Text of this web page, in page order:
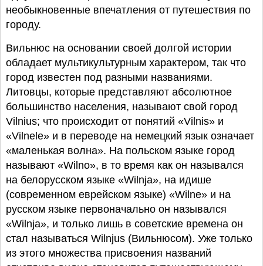
необыкновенные впечатления от путешествия по
городу.
Вильнюс на основании своей долгой истории
обладает мультикультурным характером, так что
город известен под разными названиями.
Литовцы, которые представляют абсолютное
большинство населения, называют свой город
Vilnius; что происходит от понятий «Vilnis» и
«Vilnele» и в переводе на немецкий язык означает
«маленькая волна». На польском языке город
называют «Wilno», в то время как он назывался
на белорусском языке «Wilnja», на идише
(современном еврейском языке) «Wilne» и на
русском языке первоначально он назывался
«Wilnja», и только лишь в советские времена он
стал называться Wilnjus (Вильнюсом). Уже только
из этого множества присвоения названий